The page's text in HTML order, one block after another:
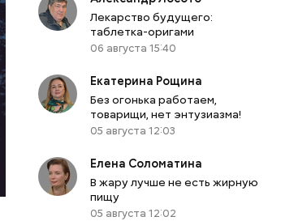
Лекарство будущего:
таблетка-оригами
06 августа 15:40
Екатерина Рощина
Без огонька работаем,
товарищи, нет энтузиазма!
05 августа 12:03
Елена Соломатина
В жару лучше не есть жирную
пищу
05 августа 12:02